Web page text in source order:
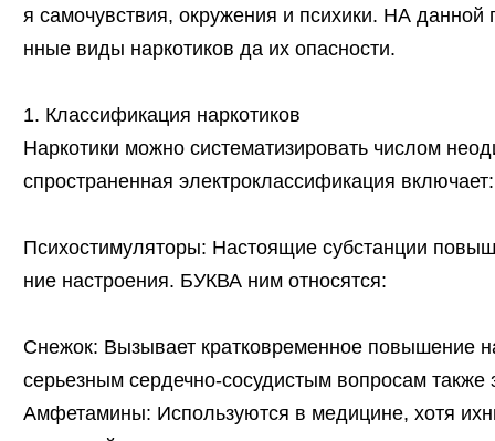
я самочувствия, окружения и психики. НА данной
нные виды наркотиков да их опасности.
1. Классификация наркотиков
Наркотики можно систематизировать числом
спространенная электроклассификация включает:
Психостимуляторы: Настоящие субстанции
ние настроения. БУКВА ним относятся:
Снежок: Вызывает кратковременное повышение
серьезным сердечно-сосудистым вопросам также
Амфетамины: Используются в медицине, хотя